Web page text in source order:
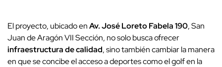
El proyecto, ubicado enAv. José Loreto Fabela 190, San
Juan de Aragón VII Sección, no solo busca ofrecer
infraestructura de calidad, sino también cambiar la manera
en que se concibe el acceso a deportes como el golf en la